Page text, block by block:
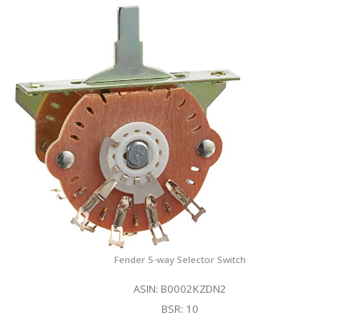
Fender 5-way Selector Switch
ASIN: B0002KZDN2
BSR: 10